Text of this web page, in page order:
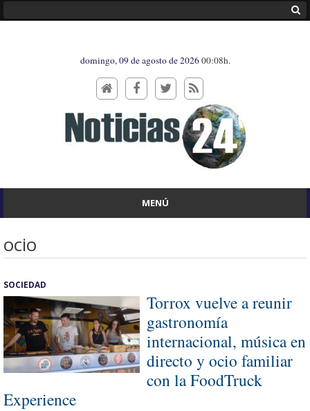
domingo, 09 de agosto de 202600:08h.
MENÚ
ocio
SOCIEDAD
Torrox vuelve a reunir
gastronomía
internacional, música en
directo y ocio familiar
con la FoodTruck
Experience